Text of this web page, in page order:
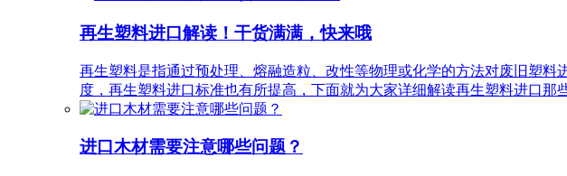
再生塑料进口解读！干货满满，快来哦
再生塑料是指通过预处理、熔融造粒、改性等物理或化学的方法对废旧塑
度，再生塑料进口标准也有所提高，下面就为大家详细解读再生塑料进口那
进口木材需要注意哪些问题？